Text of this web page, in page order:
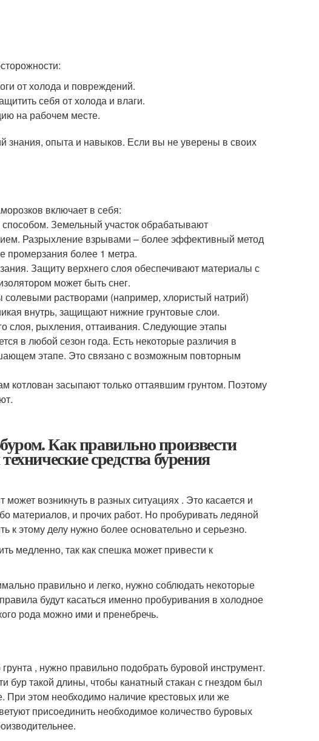
от холода и повреждений.
себя от холода и влаги.
на рабочем месте.
знания, опыта и навыков. Если вы не уверены в своих
включает в себя:
Земельный участок обрабатывают
Разрыхление взрывами – более эффективный метод
промерзания более 1 метра.
Защиту верхнего слоя обеспечивают материалы с
может быть снег.
растворами (например, хлористый натрий)
внутрь, защищают нижние грунтовые слои.
слоя, рыхления, оттаивания. Следующие этапы
в любой сезон года. Есть некоторые различия в
этапе. Это связано с возможным повторным
котлован засыпают только оттаявшим грунтом. Поэтому
Как правильно произвести
средства бурения
возникнуть в разных ситуациях . Это касается и
материалов, и прочих работ. Но пробуривать ледяной
к этому делу нужно более основательно и серьезно.
медленно, так как спешка может привести к
правильно и легко, нужно соблюдать некоторые
будут касаться именно пробуривания в холодное
рода можно ими и пренебречь.
, нужно правильно подобрать буровой инструмент.
бур такой длины, чтобы канатный стакан с гнездом был
этом необходимо наличие крестовых или же
присоединить необходимое количество буровых